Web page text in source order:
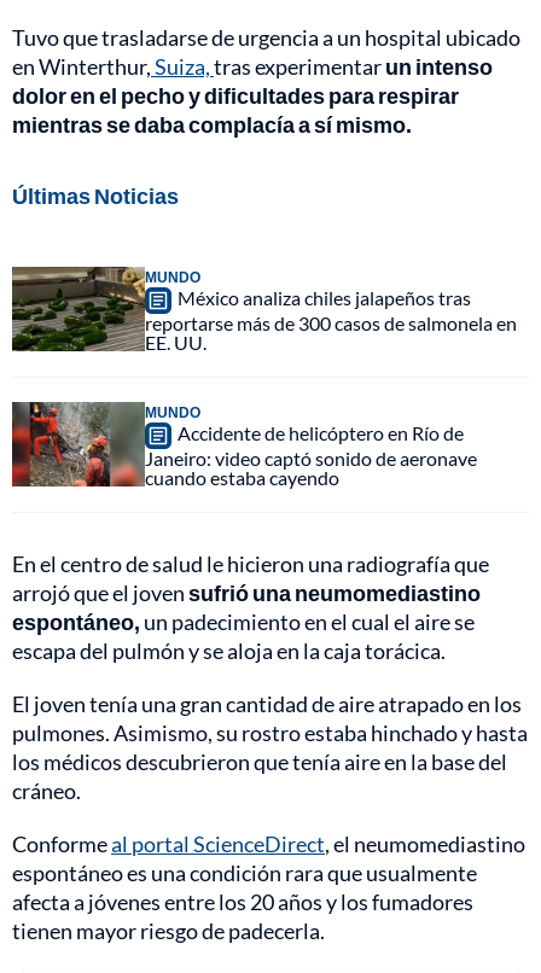
Tuvo que trasladarse de urgencia a un hospital ubicado
en Winterthur,Suiza,tras experimentarun intenso
dolor en el pecho y dificultades para respirar
mientras se daba complacía a sí mismo.
Últimas Noticias
MUNDO
México analiza chiles jalapeños tras
reportarse más de 300 casos de salmonela en
EE. UU.
MUNDO
Accidente de helicóptero en Río de
Janeiro: video captó sonido de aeronave
cuando estaba cayendo
En el centro de salud le hicieron una radiografía que
arrojó que el jovensufrió una neumomediastino
espontáneo, un padecimiento en el cual el aire se
escapa del pulmón y se aloja en la caja torácica.
El joven tenía una gran cantidad de aire atrapado en los
pulmones. Asimismo, su rostro estaba hinchado y hasta
los médicos descubrieron que tenía aire en la base del
cráneo.
Conformeal portal ScienceDirect, el neumomediastino
espontáneo es una condición rara que usualmente
afecta a jóvenes entre los 20 años y los fumadores
tienen mayor riesgo de padecerla.